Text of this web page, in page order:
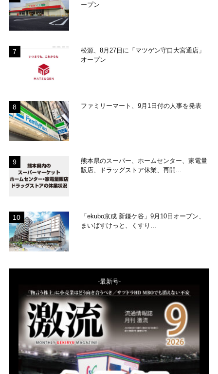
ープン
松源、8月27日に「マツゲン守口大宮通店」
オープン
ファミリーマート、9月1日付の人事を発表
熊本県のスーパー、ホームセンター、家電量
販店、ドラッグストア休業、再開...
「ekubo京成 新鎌ケ谷」9月10日オープン、
まいばすけっと、くすり...
-最新号-